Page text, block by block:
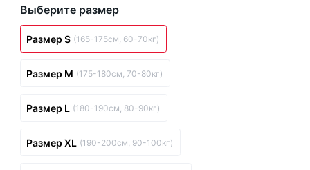
Выберите размер
Размер S (165-175см, 60-70кг)
Размер M (175-180см, 70-80кг)
Размер L (180-190см, 80-90кг)
Размер XL (190-200см, 90-100кг)